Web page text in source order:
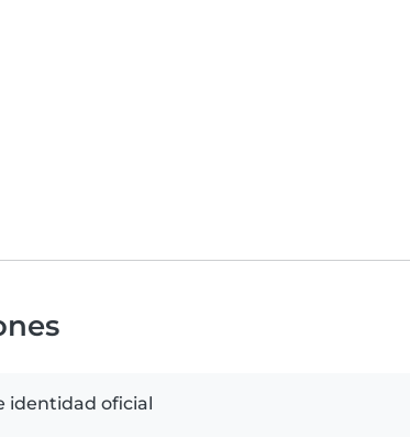
identidad oficial